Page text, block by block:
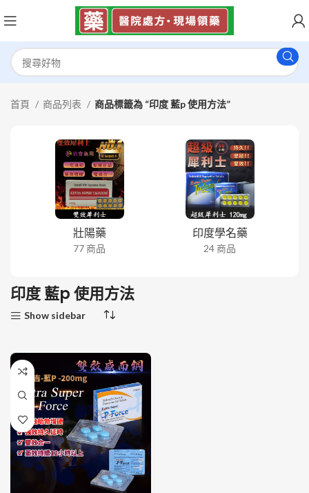
首頁 商品列表 商品標籤為 “印度 藍p 使用方法”
壯陽藥
77 商品
印度學名藥
24 商品
印度 藍p 使用方法
Show sidebar